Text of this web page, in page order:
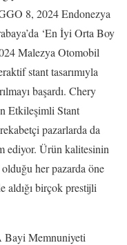
8, 2024 Endonezya
‘En İyi Orta Boy
Malezya Otomobil
stant tasarımıyla
başardı. Chery
Etkileşimli Stant
pazarlarda da
ediyor. Ürün kalitesinin
her pazarda öne
aldığı birçok prestijli
Bayi Memnuniyeti